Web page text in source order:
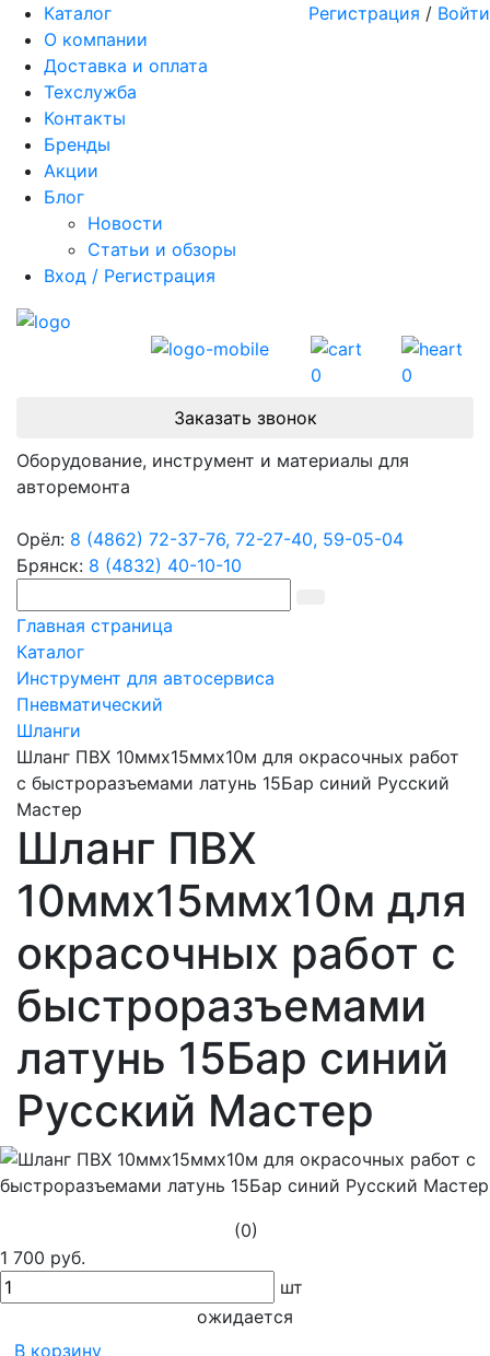
Каталог
О компании
Доставка и оплата
Техслужба
Контакты
Бренды
Акции
Блог
Новости
Статьи и обзоры
Вход / Регистрация
Регистрация / Войти
0
0
Заказать звонок
Оборудование, инструмент и материалы для
авторемонта
Орёл: 8 (4862) 72-37-76, 72-27-40, 59-05-04
Брянск: 8 (4832) 40-10-10
Главная страница
Каталог
Инструмент для автосервиса
Пневматический
Шланги
Шланг ПВХ 10ммх15ммх10м для окрасочных работ
с быстроразъемами латунь 15Бар синий Русский
Мастер
Шланг ПВХ
10ммх15ммх10м для
окрасочных работ с
быстроразъемами
латунь 15Бар синий
Русский Мастер
(0)
1 700 руб.
шт
ожидается
В корзину